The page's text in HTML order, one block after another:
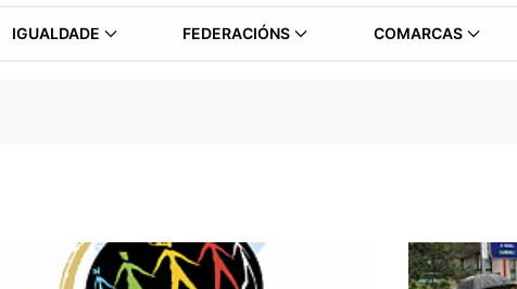
IGUALDADE FEDERACIÓNS COMARCAS